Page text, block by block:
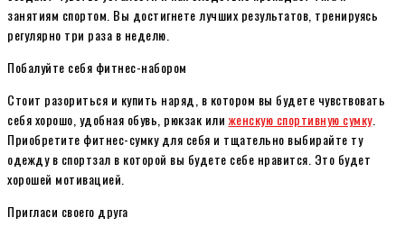
занятиям спортом. Вы достигнете лучших результатов, тренируясь
регулярно три раза в неделю.
Побалуйте себя фитнес-набором
Стоит разориться и купить наряд, в котором вы будете чувствовать
себя хорошо, удобная обувь, рюкзак или женскую спортивную сумку.
Приобретите фитнес-сумку для себя и тщательно выбирайте ту
одежду в спортзал в которой вы будете себе нравится. Это будет
хорошей мотивацией.
Пригласи своего друга